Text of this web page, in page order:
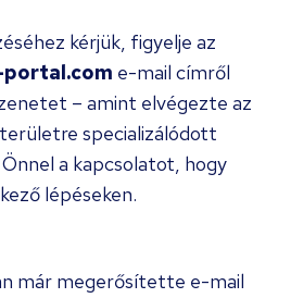
kérjük, figyelje az
portal.com e-mail címről
– amint elvégezte az
specializálódott
a kapcsolatot, hogy
lépéseken.
már megerősítette e-mail